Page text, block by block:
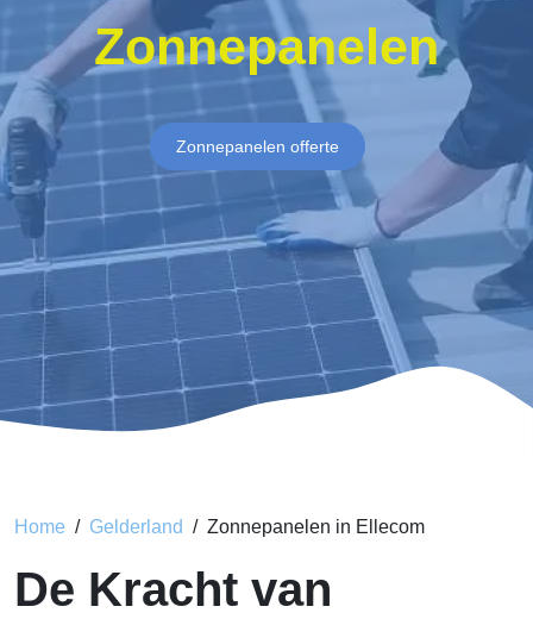
Zonnepanelen
Zonnepanelen offerte
Home Gelderland Zonnepanelen in Ellecom
De Kracht van